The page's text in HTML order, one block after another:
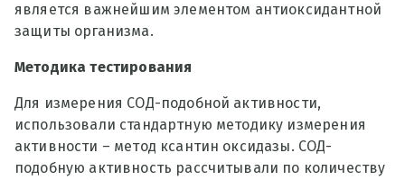
является важнейшим элементом антиоксидантной
защиты организма.
Методика тестирования
Для измерения СОД-подобной активности,
использовали стандартную методику измерения
активности – метод ксантин оксидазы. СОД-
подобную активность рассчитывали по количеству